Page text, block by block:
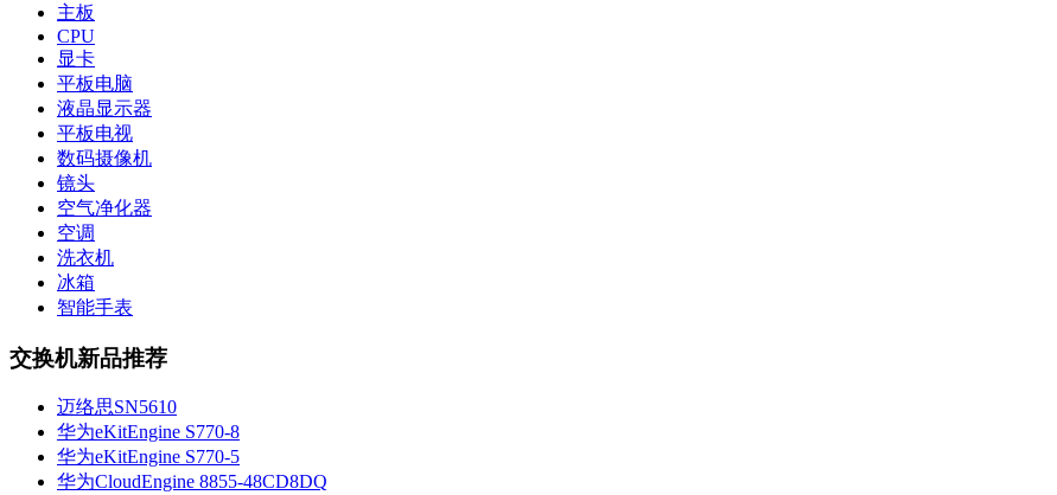
主板
CPU
显卡
平板电脑
液晶显示器
平板电视
数码摄像机
镜头
空气净化器
空调
洗衣机
冰箱
智能手表
交换机新品推荐
迈络思SN5610
华为eKitEngine S770-8
华为eKitEngine S770-5
华为CloudEngine 8855-48CD8DQ